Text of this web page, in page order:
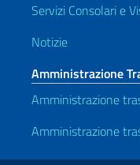
Servizi Consolari e
Notizie
Amministrazione
Amministrazione
Amministrazione